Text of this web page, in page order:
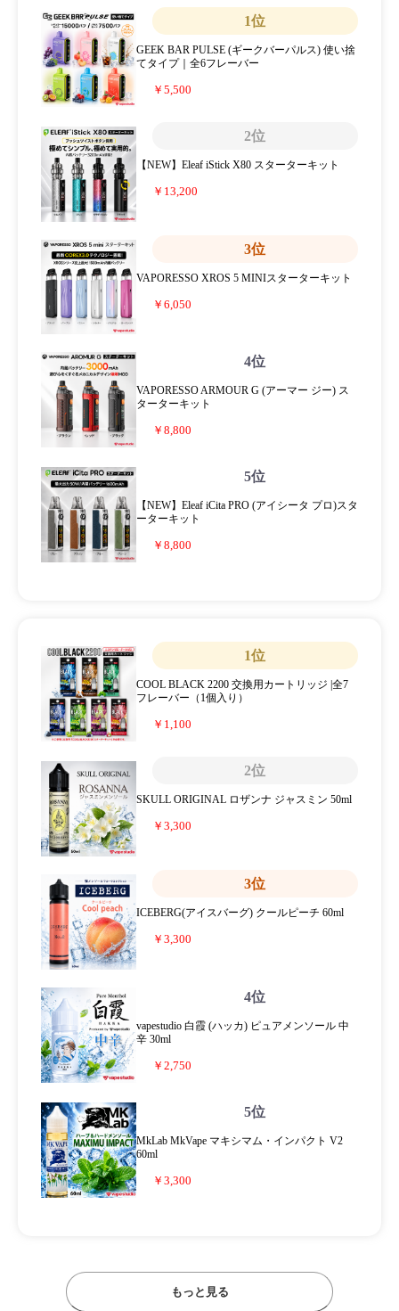
1位
GEEK BAR PULSE (ギークバーパルス) 使い捨
てタイプ｜全6フレーバー
￥5,500
2位
【NEW】Eleaf iStick X80 スターターキット
￥13,200
3位
VAPORESSO XROS 5 MINIスターターキット
￥6,050
4位
VAPORESSO ARMOUR G (アーマー ジー) ス
ターターキット
￥8,800
5位
【NEW】Eleaf iCita PRO (アイシータ プロ)スタ
ーターキット
￥8,800
1位
COOL BLACK 2200 交換用カートリッジ |全7
フレーバー（1個入り）
￥1,100
2位
SKULL ORIGINAL ロザンナ ジャスミン 50ml
￥3,300
3位
ICEBERG(アイスバーグ) クールピーチ 60ml
￥3,300
4位
vapestudio 白霞 (ハッカ) ピュアメンソール 中
辛 30ml
￥2,750
5位
MkLab MkVape マキシマム・インパクト V2
60ml
￥3,300
もっと見る